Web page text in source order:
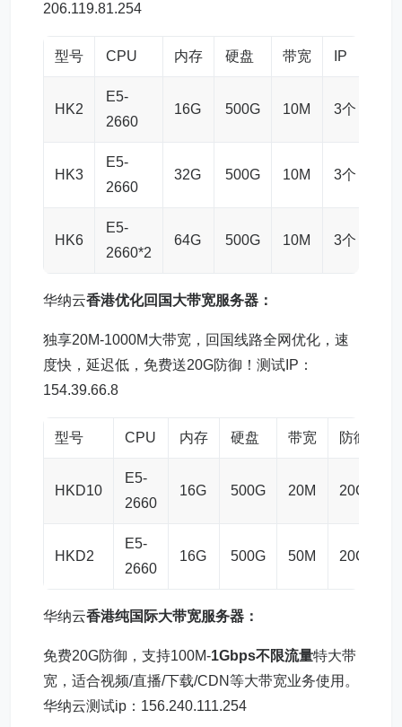
206.119.81.254
型号 CPU 内存 硬盘 带宽 IP
HK2
E5-
2660
16G 500G 10M 3个
HK3
E5-
2660
32G 500G 10M 3个
HK6
E5-
2660*2
64G 500G 10M 3个
华纳云香港优化回国大带宽服务器：
独享20M-1000M大带宽，回国线路全网优化，速
度快，延迟低，免费送20G防御！测试IP：
154.39.66.8
型号 CPU 内存 硬盘 带宽 防御
HKD10
E5-
2660
16G 500G 20M 20G
HKD2
E5-
2660
16G 500G 50M 20G
华纳云香港纯国际大带宽服务器 ：
免费20G防御，支持100M-1Gbps不限流量特大带
宽，适合视频/直播/下载/CDN等大带宽业务使用。
华纳云测试ip：156.240.111.254